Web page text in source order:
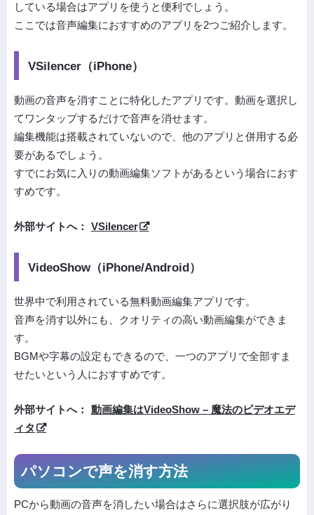
している場合はアプリを使うと便利でしょう。
ここでは音声編集におすすめのアプリを2つご紹介します。
VSilencer（iPhone）
動画の音声を消すことに特化したアプリです。動画を選択し
てワンタップするだけで音声を消せます。
編集機能は搭載されていないので、他のアプリと併用する必
要があるでしょう。
すでにお気に入りの動画編集ソフトがあるという場合におす
すめです。
外部サイトへ： VSilencer
VideoShow（iPhone/Android）
世界中で利用されている無料動画編集アプリです。
音声を消す以外にも、クオリティの高い動画編集ができま
す。
BGMや字幕の設定もできるので、一つのアプリで全部すま
せたいという人におすすめです。
外部サイトへ：
動画編集はVideoShow – 魔法のビデオエデ
ィタ
パソコンで声を消す方法
PCから動画の音声を消したい場合はさらに選択肢が広がり